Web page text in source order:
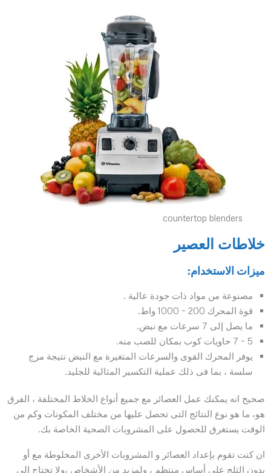
countertop blenders
خلاطات العصير
ميزات الاستخدام:
مصنوعة من مواد ذات جودة عالية .
قوة المحرك 200 – 1000 واط.
ما يصل إلى 7 سرعات مع نبض.
5 – 7 حاويات كوب بمكان للصب منه.
يوفر المحرك القوى والسرعات المتغيرة مع النبض نتيجة مزج
سلسة ، بما فى ذلك عملية التكسير المثالية للجليد.
صحيح انه يمكنك عمل العصائر مع جميع أنواع الخلاط المختلفة ، الفرق
هو، ما هو نوع النتائج التى تحصل عليها من مختلف المكونات وكم من
الوقت يستغرق للحصول على المشروبات الصحية الخاصة بك.
ان كنت تقوم بإعداد العصائر و المشروبات الأخرى المخلوطة مع أو
بدون الثلج على أساس منتظم ، ولمزيد من الأشخاص ،ولا تختاج إلى